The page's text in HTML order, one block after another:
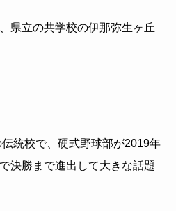
県立の共学校の伊那弥生ヶ丘
統校で、硬式野球部が2019年
決勝まで進出して大きな話題